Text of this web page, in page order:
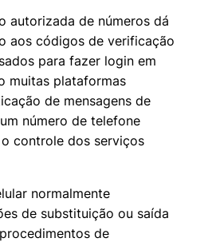
autorizada de números dá
aos códigos de verificação
para fazer login em
muitas plataformas
de mensagens de
número de telefone
controle dos serviços
normalmente
de substituição ou saída
de